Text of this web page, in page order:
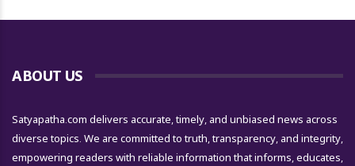
ABOUT US
Satyapatha.com delivers accurate, timely, and unbiased news across
diverse topics. We are committed to truth, transparency, and integrity,
empowering readers with reliable information that informs, educates,